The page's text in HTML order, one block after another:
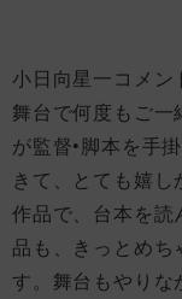
小日向星一コメン
舞台で何度もご
が監督•脚本を手
きて、とても嬉
作品で、台本を読
品も、きっとめち
す。舞台もやりな